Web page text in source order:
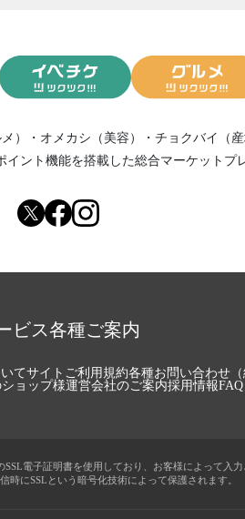
） ・ オメカシ（美容） ・ チョクバイ（産
イント機能を搭載した総合マーケットプ
ビス各種ご案内
てサイトご利用規約各種お問い合わせ（
ョップ様運営会社のご案内採用情報FAQ
SSL電子証明書を使用しており、お客様によって入力
時にSSLという暗号化技術によって保護されます。